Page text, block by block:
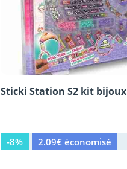
Sticki Station S2 kit bijoux
-8%
2.09€ économisé